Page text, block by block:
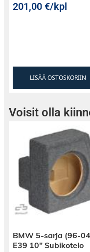
201,00€/kpl
LISÄÄ OSTOSKORIIN
Voisit olla
BMW 5-sarja (96-
E39 10″ Subikotelo